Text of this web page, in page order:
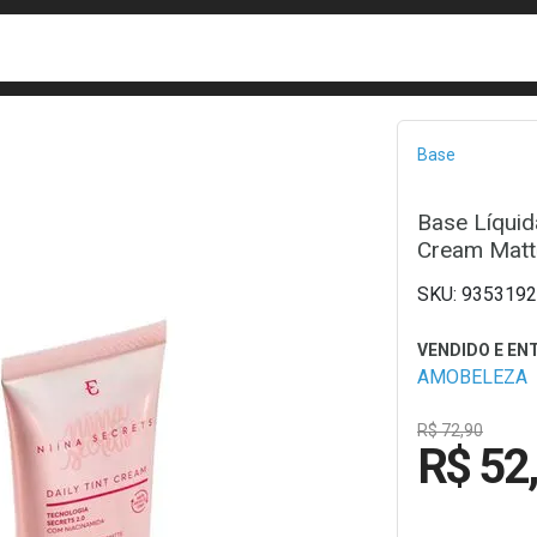
Base
Base
Cream
AMOBELEZA
R$ 72,90
R$